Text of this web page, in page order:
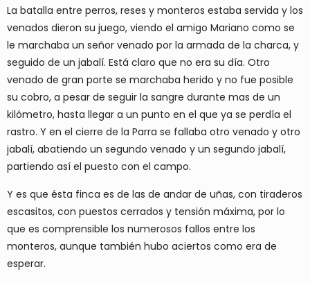
La batalla entre perros, reses y monteros estaba servida y los
venados dieron su juego, viendo el amigo Mariano como se
le marchaba un señor venado por la armada de la charca, y
seguido de un jabalí. Está claro que no era su día. Otro
venado de gran porte se marchaba herido y no fue posible
su cobro, a pesar de seguir la sangre durante mas de un
kilómetro, hasta llegar a un punto en el que ya se perdía el
rastro. Y en el cierre de la Parra se fallaba otro venado y otro
jabalí, abatiendo un segundo venado y un segundo jabalí,
partiendo así el puesto con el campo.
Y es que ésta finca es de las de andar de uñas, con tiraderos
escasitos, con puestos cerrados y tensión máxima, por lo
que es comprensible los numerosos fallos entre los
monteros, aunque también hubo aciertos como era de
esperar.